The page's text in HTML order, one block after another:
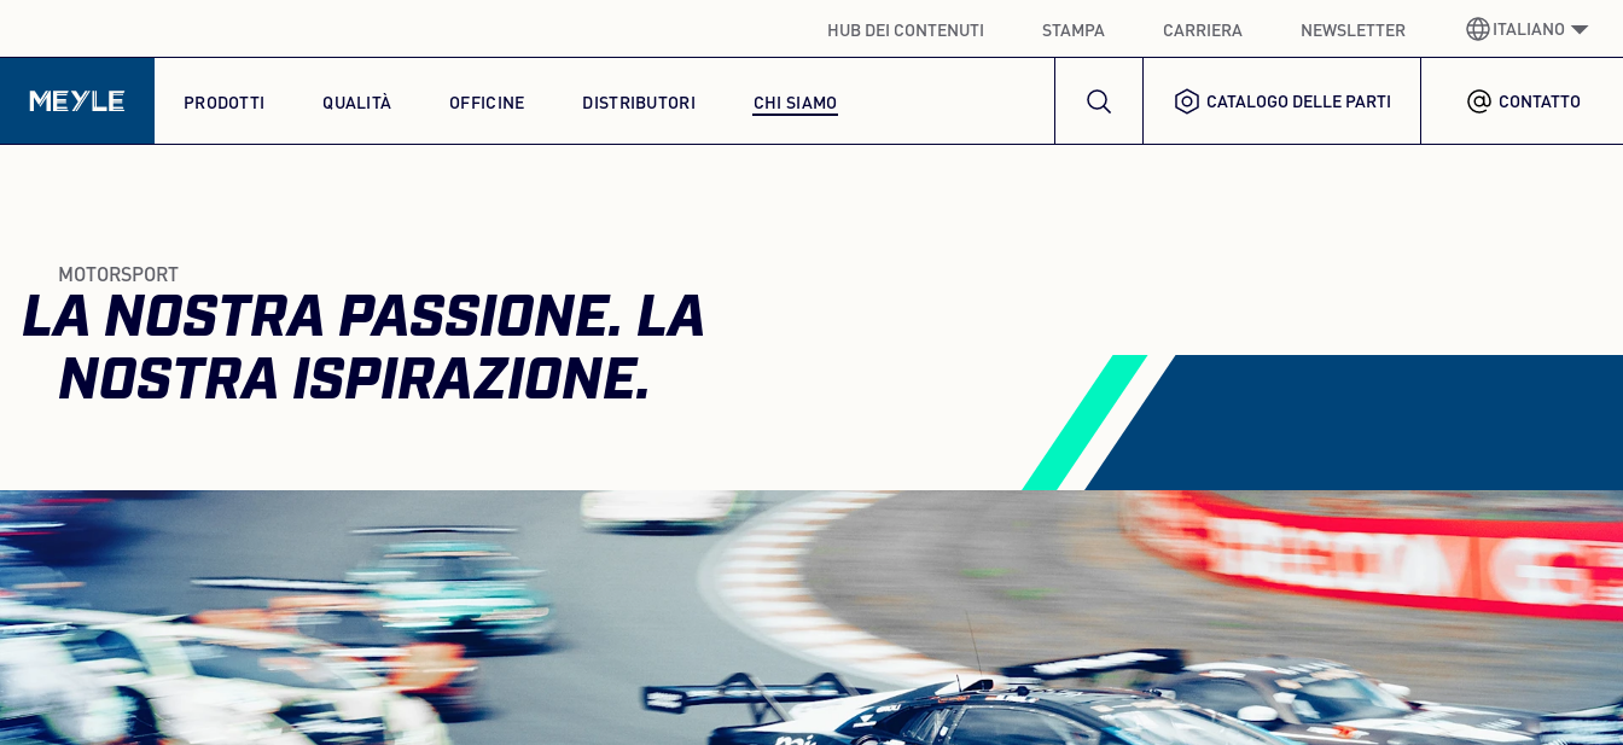
HUB DEI CONTENUTI STAMPA CARRIERA NEWSLETTER ITALIANO
TEDESCOGERMAN
POLACCOPOLISH
PORTOGHESEPORTUGUESE
RUSSORUSSIAN
UCRAINOUKRAINIAN
PRODOTTI QUALITÀ OFFICINE DISTRIBUTORI CHI SIAMO CATALOGO DELLE PARTI CONTATTO
MOTORSPORT
LA NOSTRA PASSIONE. LA
NOSTRA ISPIRAZIONE.